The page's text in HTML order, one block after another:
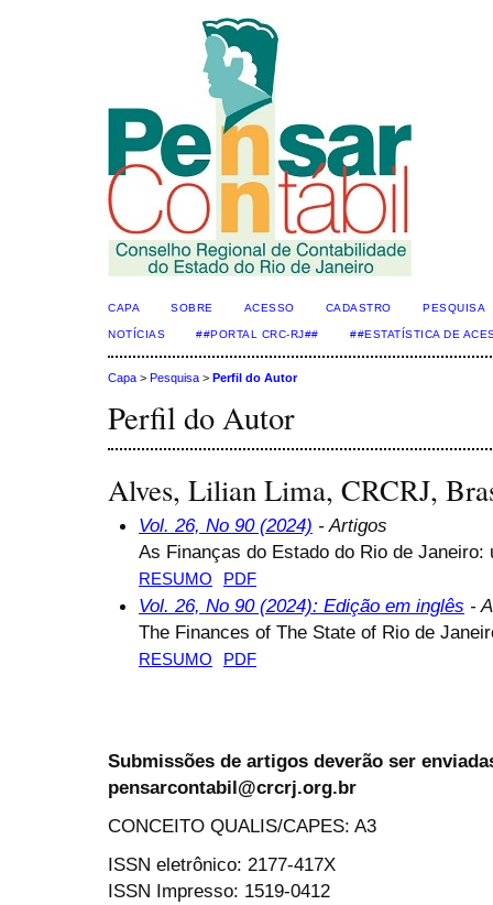
CAPA SOBRE ACESSO CADASTRO PESQUISA
NOTÍCIAS ##PORTAL CRC-RJ## ##ESTATÍSTICA DE
Capa > Pesquisa > Perfil do Autor
Perfil do Autor
Alves, Lilian Lima, CRCRJ,
Vol. 26, No 90 (2024) - Artigos
As Finanças do Estado do Rio de Janeiro:
RESUMO PDF
Vol. 26, No 90 (2024): Edição em inglês -
The Finances of The State of Rio de
RESUMO PDF
Submissões de artigos deverão ser
pensarcontabil@crcrj.org.br
CONCEITO QUALIS/CAPES: A3
ISSN eletrônico: 2177-417X
ISSN Impresso: 1519-0412